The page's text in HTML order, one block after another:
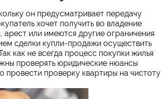
он предусматривает передачу
хочет получить во владение
или имеются другие ограничения
сделки купли-продажи осуществить
как не всегда процесс покупки жилья
проверять юридические нюансы
провести проверку квартиры на чистоту